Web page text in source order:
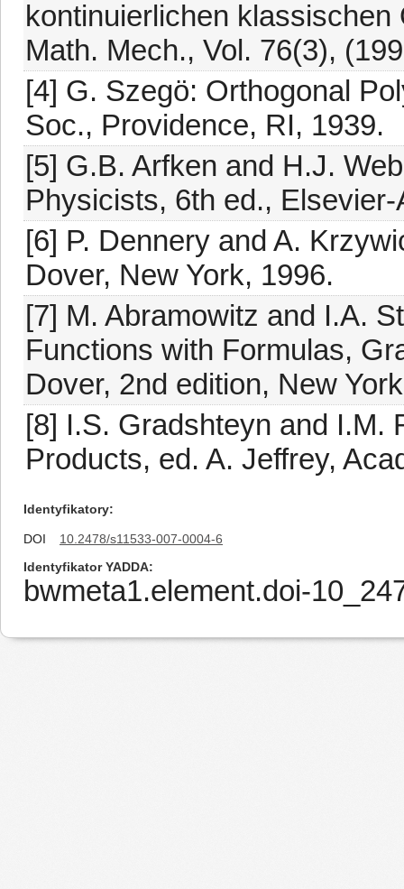
kontinuierlichen klassischen
Math. Mech., Vol. 76(3),
[4] G. Szegö: Orthogonal
Soc., Providence, RI, 1939.
[5] G.B. Arfken and H.J.
Physicists, 6th ed.,
[6] P. Dennery and A.
Dover, New York, 1996.
[7] M. Abramowitz and I.A.
Functions with Formulas,
Dover, 2nd edition, New
[8] I.S. Gradshteyn and I.M.
Products, ed. A. Jeffrey,
Identyfikatory
DOI
10.2478/s11533-007-0004-6
Identyfikator YADDA
bwmeta1.element.doi-